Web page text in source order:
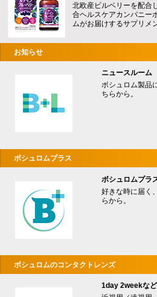
北欧産ビルベリーを配合
合ヘルスケアカンパニー
ムがお届けするサプリメ
お知らせ
ニュースルーム
ボシュロム製品
ちらから。
ボシュロムプラス
ボシュロムプラ
好きな時に届く
らから。
ボシュロムのコンタクトレンズ
1day 2weekな